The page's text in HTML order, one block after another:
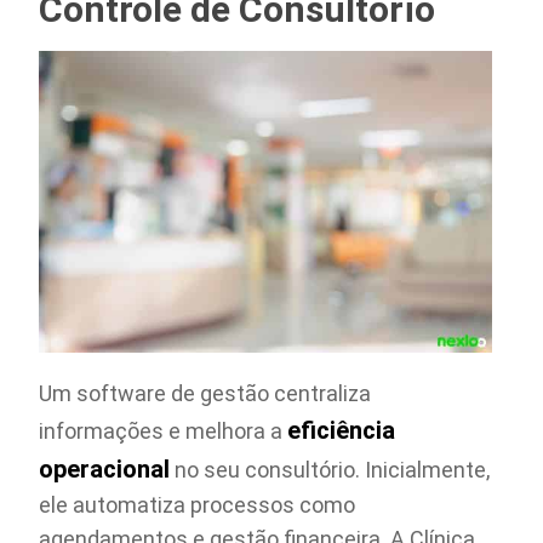
Controle de Consultório
Um software de gestão centraliza
informações e melhora a eficiência
operacional no seu consultório. Inicialmente,
ele automatiza processos como